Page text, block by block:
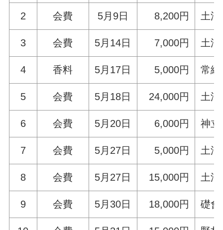
2 会費 5月9日 8,200円 土
3 会費 5月14日 7,000円 土
4 香料 5月17日 5,000円 常総
5 会費 5月18日 24,000円 土
6 会費 5月20日 6,000円 神立
7 会費 5月27日 5,000円 土
8 会費 5月27日 15,000円 土
9 会費 5月30日 18,000円 礎會